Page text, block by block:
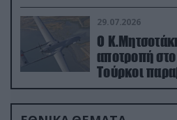
29.07.2026
Ο
αποτροπή
Τούρκοι
drone